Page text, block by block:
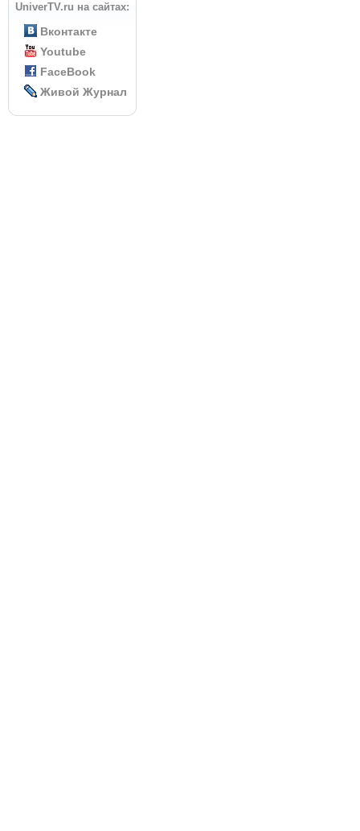
UniverTV.ru на сайтах:
Вконтакте
Youtube
FaceBook
Живой Журнал